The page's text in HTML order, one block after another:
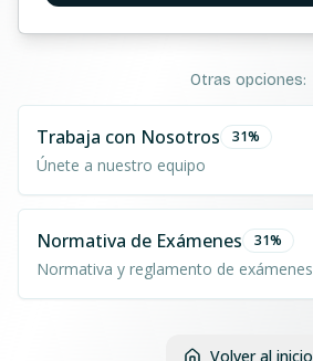
Otras opciones:
Trabaja con Nosotros 31%
Únete a nuestro equipo
Normativa de Exámenes 31%
Normativa y reglamento de exámenes
Volver al inicio